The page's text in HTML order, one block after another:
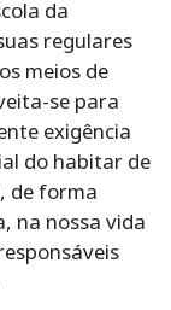
da
regulares
meios de
se para
exigência
do habitar de
de forma
na nossa vida